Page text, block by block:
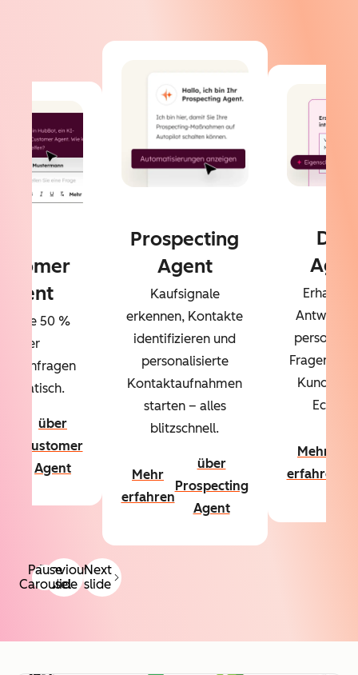
Previous
slide
Next
slide
Sie 50 %
Ihrer
über
Customer
Agent
Prospecting
Agent
Kaufsignale
erkennen, Kontakte
identifizieren und
personalisierte
Kontaktaufnahmen
starten – alles
blitzschnell.
Mehr
erfahren
über
Prospecting
Agent
Erhalten
Fragen
Mehr
erfahren
Pause
Carousel